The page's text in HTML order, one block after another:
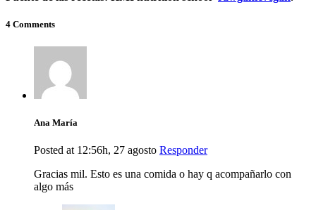
4 Comments
Ana María
Posted at 12:56h, 27 agosto Responder
Gracias mil. Esto es una comida o hay q acompañarlo con
algo más